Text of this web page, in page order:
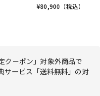
¥80,900 （税込）
クーポン」対象外商品で
ービス「送料無料」の対